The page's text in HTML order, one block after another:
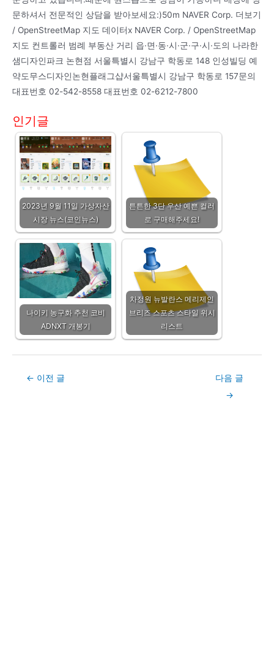
문하셔서 전문적인 상담을 받아보세요:)50m NAVER Corp. 더보기
/ OpenStreetMap 지도 데이터x NAVER Corp. / OpenStreetMap
지도 컨트롤러 범례 부동산 거리 읍·면·동·시·군·구·시·도의 나라한
샘디자인파크 논현점 서울특별시 강남구 학동로 148 인성빌딩 예
약도무스디자인논현플래그샵서울특별시 강남구 학동로 157문의
대표번호 02-542-8558 대표번호 02-6212-7800
인기글
2023년 9월 11일 가상자산
시장 뉴스(코인뉴스)
튼튼한 3단 우산 예쁜 컬러
로 구매해주세요!
나이키 농구화 추천 코비
ADNXT 개봉기
차정원 뉴발란스 메리제인
브리즈 스포츠 스타일 위시
리스트
Post← 이전 글
다음 글
→